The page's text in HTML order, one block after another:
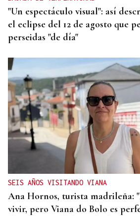
"Un espectáculo visual": así
el eclipse del 12 de agosto que
perseidas "de día"
SEIS AÑOS VISITANDO VIANA
Ana Hornos, turista madrileña:
vivir, pero Viana do Bolo es